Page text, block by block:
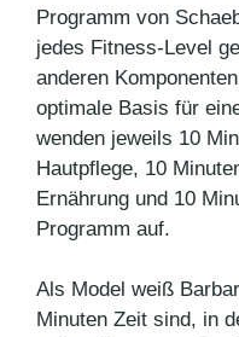
Programm von
jedes Fitness-Level
ande­ren
optimale Basis für
wenden jeweils 10
Hautpflege, 10
Ernährung und 10
Programm auf.
Als Model weiß
Minuten Zeit sind, in